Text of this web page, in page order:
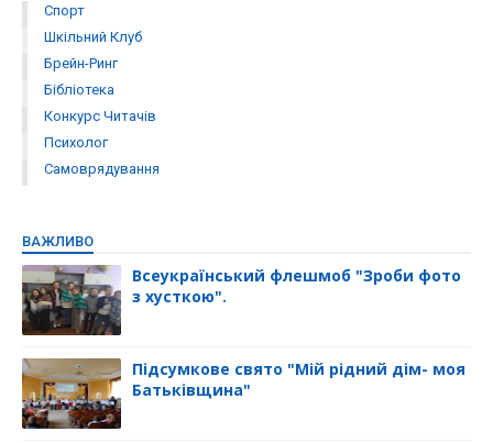
Спорт
Шкільний Клуб
Брейн-Ринг
Бібліотека
Конкурс Читачів
Психолог
Самоврядування
ВАЖЛИВО
Всеукраїнський флешмоб "Зроби фото
з хусткою".
Підсумкове свято "Мій рідний дім- моя
Батьківщина"